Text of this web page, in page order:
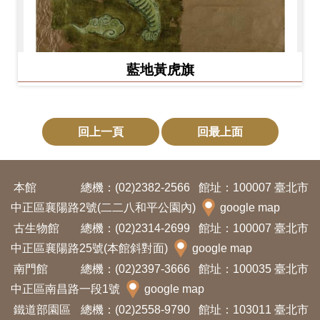
藍地黃虎旗
回上一頁 回最上面
本館 總機：(02)2382-2566
館址：100007 臺北市
中正區襄陽路2號(二二八和平公園內)
google map
古生物館
總機：(02)2314-2699
館址：100007 臺北市
中正區襄陽路25號(本館斜對面)
google map
南門館
總機：(02)2397-3666
館址：100035 臺北市
中正區南昌路一段1號
google map
鐵道部園區
總機：(02)2558-9790 館址：103011 臺北市